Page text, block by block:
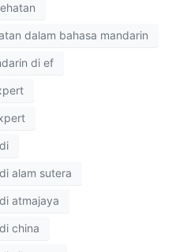
dalam bahasa mandarin
di ef
alam sutera
atmajaya
china